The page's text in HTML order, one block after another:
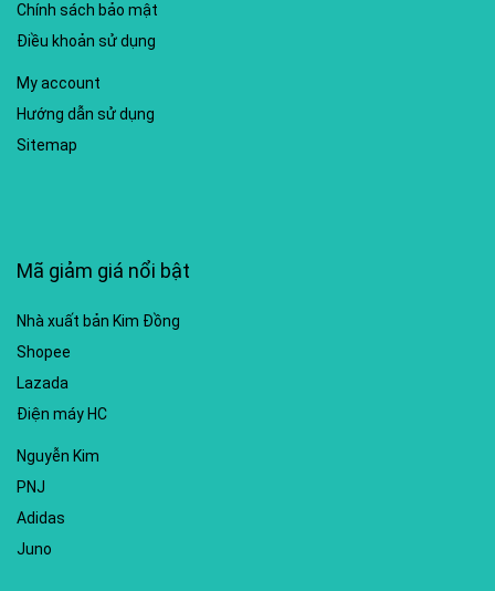
Chính sách bảo mật
Điều khoản sử dụng
My account
Hướng dẫn sử dụng
Sitemap
Mã giảm giá nổi bật
Nhà xuất bản Kim Đồng
Shopee
Lazada
Điện máy HC
Nguyễn Kim
PNJ
Adidas
Juno